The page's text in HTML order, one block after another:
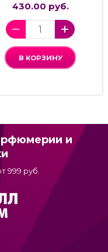
430.00 руб.
В КОРЗИНУ
и
999 руб.